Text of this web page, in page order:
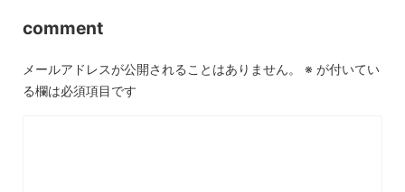
comment
メールアドレスが公開されることはありません。 ※ が付いてい
る欄は必須項目です